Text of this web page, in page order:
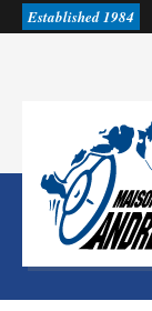
Established 1984